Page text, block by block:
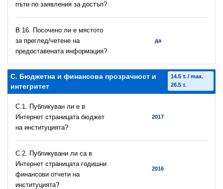
пъти по заявления за достъп?
В.16. Посочено ли е мястото
за преглед/четене на
предоставената информация?
да
C. Бюджетна и финансова прозрачност и
интегритет
14.5 т. / max.
26.5 т.
C.1. Публикуван ли е в
Интернет страницата бюджет
на институцията?
2017
C.2. Публикувани ли са в
Интернет страницата годишни
финансови отчети на
институцията?
2016